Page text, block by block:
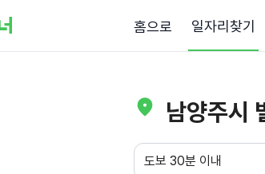
홈으로 일자리찾기
남양주시
도보 30분 이내